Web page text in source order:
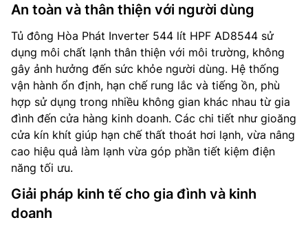
An toàn và thân thiện với người dùng
Tủ đông Hòa Phát Inverter 544 lít HPF AD8544 sử
dụng môi chất lạnh thân thiện với môi trường, không
gây ảnh hưởng đến sức khỏe người dùng. Hệ thống
vận hành ổn định, hạn chế rung lắc và tiếng ồn, phù
hợp sử dụng trong nhiều không gian khác nhau từ gia
đình đến cửa hàng kinh doanh. Các chi tiết như gioăng
cửa kín khít giúp hạn chế thất thoát hơi lạnh, vừa nâng
cao hiệu quả làm lạnh vừa góp phần tiết kiệm điện
năng tối ưu.
Giải pháp kinh tế cho gia đình và kinh
doanh